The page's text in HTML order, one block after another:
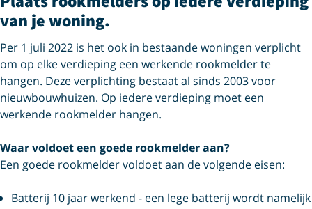
van je woning.
Per 1 juli 2022 is het ook in bestaande woningen verplicht
om op elke verdieping een werkende rookmelder te
hangen. Deze verplichting bestaat al sinds 2003 voor
nieuwbouwhuizen. Op iedere verdieping moet een
werkende rookmelder hangen.
Waar voldoet een goede rookmelder aan?
Een goede rookmelder voldoet aan de volgende eisen:
Batterij 10 jaar werkend - een lege batterij wordt namelijk